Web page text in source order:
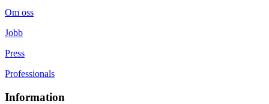
Om oss
Jobb
Press
Professionals
Information